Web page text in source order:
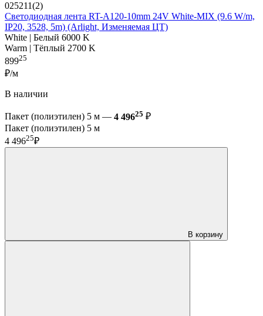
025211(2)
Светодиодная лента RT-A120-10mm 24V White-MIX (9.6 W/m,
IP20, 3528, 5m) (Arlight, Изменяемая ЦТ)
White | Белый 6000 K
Warm | Тёплый 2700 K
89925
₽/м
В наличии
Пакет (полиэтилен) 5 м — 4 49625 ₽
Пакет (полиэтилен) 5 м
4 49625₽
В корзину